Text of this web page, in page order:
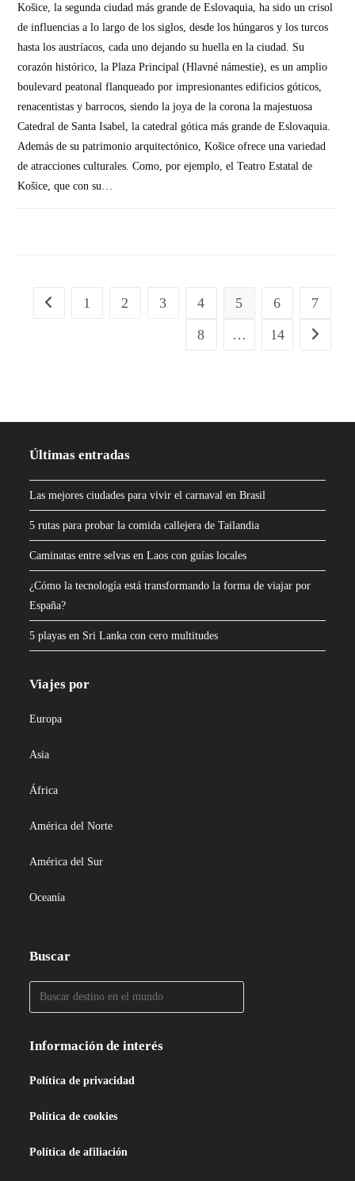
Košice, la segunda ciudad más grande de Eslovaquia, ha sido un crisol
de influencias a lo largo de los siglos, desde los húngaros y los turcos
hasta los austríacos, cada uno dejando su huella en la ciudad. Su
corazón histórico, la Plaza Principal (Hlavné námestie), es un amplio
boulevard peatonal flanqueado por impresionantes edificios góticos,
renacentistas y barrocos, siendo la joya de la corona la majestuosa
Catedral de Santa Isabel, la catedral gótica más grande de Eslovaquia.
Además de su patrimonio arquitectónico, Košice ofrece una variedad
de atracciones culturales. Como, por ejemplo, el Teatro Estatal de
Košice, que con su…
1 2 3 4 5 6
7
8
… 14
Últimas entradas
Las mejores ciudades para vivir el carnaval en Brasil
5 rutas para probar la comida callejera de Tailandia
Caminatas entre selvas en Laos con guías locales
¿Cómo la tecnología está transformando la forma de viajar por
España?
5 playas en Sri Lanka con cero multitudes
Viajes por
Europa
Asia
África
América del Norte
América del Sur
Oceanía
Buscar
Información de interés
Política de privacidad
Política de cookies
Política de afiliación